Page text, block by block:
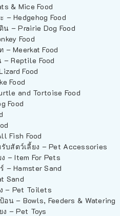
& Mice Food
– Hedgehog Food
น – Prairie Dog Food
Food
– Meerkat Food
– Reptile Food
Food
Food
and Tortoise Food
Food
Fish Food
สัตว์เลี้ยง – Pet Accessories
– Item For Pets
– Hamster Sand
Sand
– Pet Toilets
อน – Bowls, Feeders & Watering
ง – Pet Toys